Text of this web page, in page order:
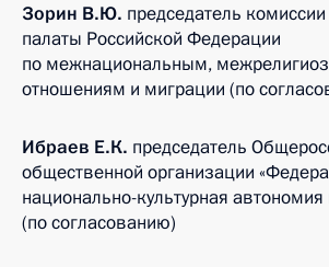
Зорин В.Ю. председатель
палаты Российской Федерации
по межнациональным,
отношениям и миграции (по
Ибраев Е.К. председатель
общественной организации
национально-культурная автономия
(по согласованию)